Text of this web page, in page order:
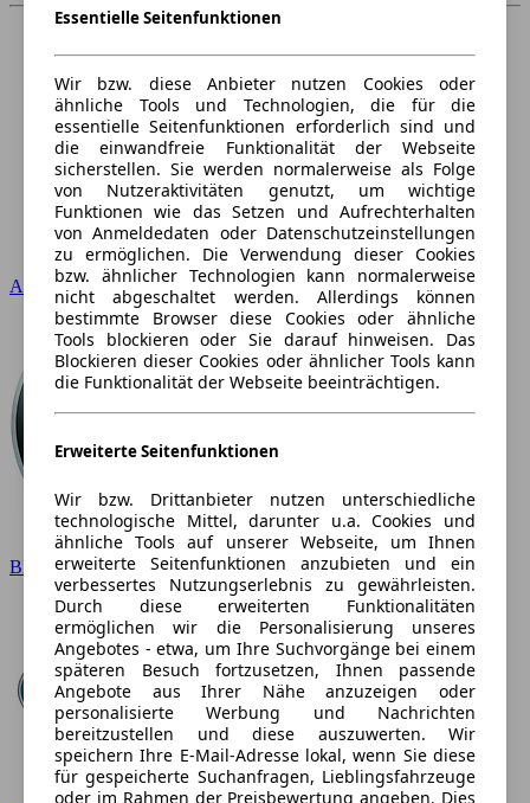
Audi
BMW
Essentielle Seitenfunktionen
Wir bzw. diese Anbieter nutzen Cookies oder
ähnliche Tools und Technologien, die für die
essentielle Seitenfunktionen erforderlich sind und
die einwandfreie Funktionalität der Webseite
sicherstellen. Sie werden normalerweise als Folge
von Nutzeraktivitäten genutzt, um wichtige
Funktionen wie das Setzen und Aufrechterhalten
von Anmeldedaten oder Datenschutzeinstellungen
zu ermöglichen. Die Verwendung dieser Cookies
bzw. ähnlicher Technologien kann normalerweise
nicht abgeschaltet werden. Allerdings können
bestimmte Browser diese Cookies oder ähnliche
Tools blockieren oder Sie darauf hinweisen. Das
Blockieren dieser Cookies oder ähnlicher Tools kann
die Funktionalität der Webseite beeinträchtigen.
Erweiterte Seitenfunktionen
Wir bzw. Drittanbieter nutzen unterschiedliche
technologische Mittel, darunter u.a. Cookies und
ähnliche Tools auf unserer Webseite, um Ihnen
erweiterte Seitenfunktionen anzubieten und ein
verbessertes Nutzungserlebnis zu gewährleisten.
Durch diese erweiterten Funktionalitäten
ermöglichen wir die Personalisierung unseres
Angebotes - etwa, um Ihre Suchvorgänge bei einem
späteren Besuch fortzusetzen, Ihnen passende
Angebote aus Ihrer Nähe anzuzeigen oder
personalisierte Werbung und Nachrichten
bereitzustellen und diese auszuwerten. Wir
speichern Ihre E-Mail-Adresse lokal, wenn Sie diese
für gespeicherte Suchanfragen, Lieblingsfahrzeuge
oder im Rahmen der Preisbewertung angeben. Dies